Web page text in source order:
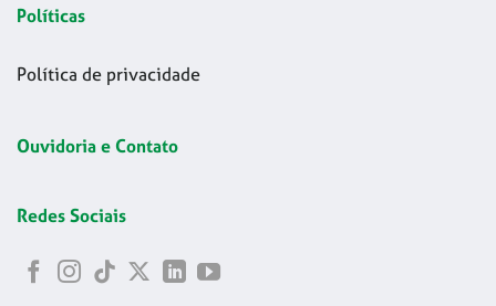
Políticas
Política de privacidade
Ouvidoria e Contato
Redes Sociais